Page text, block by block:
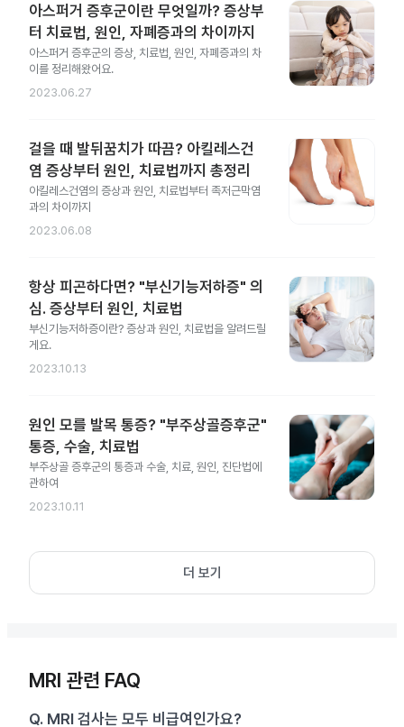
아스퍼거 증후군이란 무엇일까? 증상부
터 치료법, 원인, 자폐증과의 차이까지
아스퍼거 증후군의 증상, 치료법, 원인, 자폐증과의 차
이를 정리해왔어요.
2023.06.27
걸을 때 발뒤꿈치가 따끔? 아킬레스건
염 증상부터 원인, 치료법까지 총정리
아킬레스건염의 증상과 원인, 치료법부터 족저근막염
과의 차이까지
2023.06.08
항상 피곤하다면? "부신기능저하증" 의
심. 증상부터 원인, 치료법
부신기능저하증이란? 증상과 원인, 치료법을 알려드릴
게요.
2023.10.13
원인 모를 발목 통증? "부주상골증후군"
통증, 수술, 치료법
부주상골 증후군의 통증과 수술, 치료, 원인, 진단법에
관하여
2023.10.11
더 보기
MRI 관련 FAQ
Q. MRI 검사는 모두 비급여인가요?